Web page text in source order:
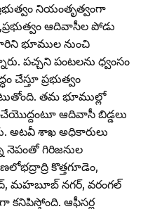
నియంతృత్వంగా
ఆదివాసీల పోడు
భూముల నుంచి
పచ్చని పంటలను ధ్వంసం
చేస్తూ ప్రభుత్వం
తమ భూముల్లో
ఆదివాసీ బిడ్డలు
అటవీ శాఖ అధికారులు
నెపంతో గిరిజనుల
కొత్తగూడెం,
నగర్‌, వరంగల్‌
కనిపిస్తోంది. ఆఫీసర్ల